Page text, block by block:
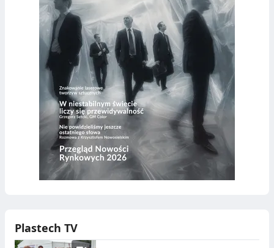
Plastech TV